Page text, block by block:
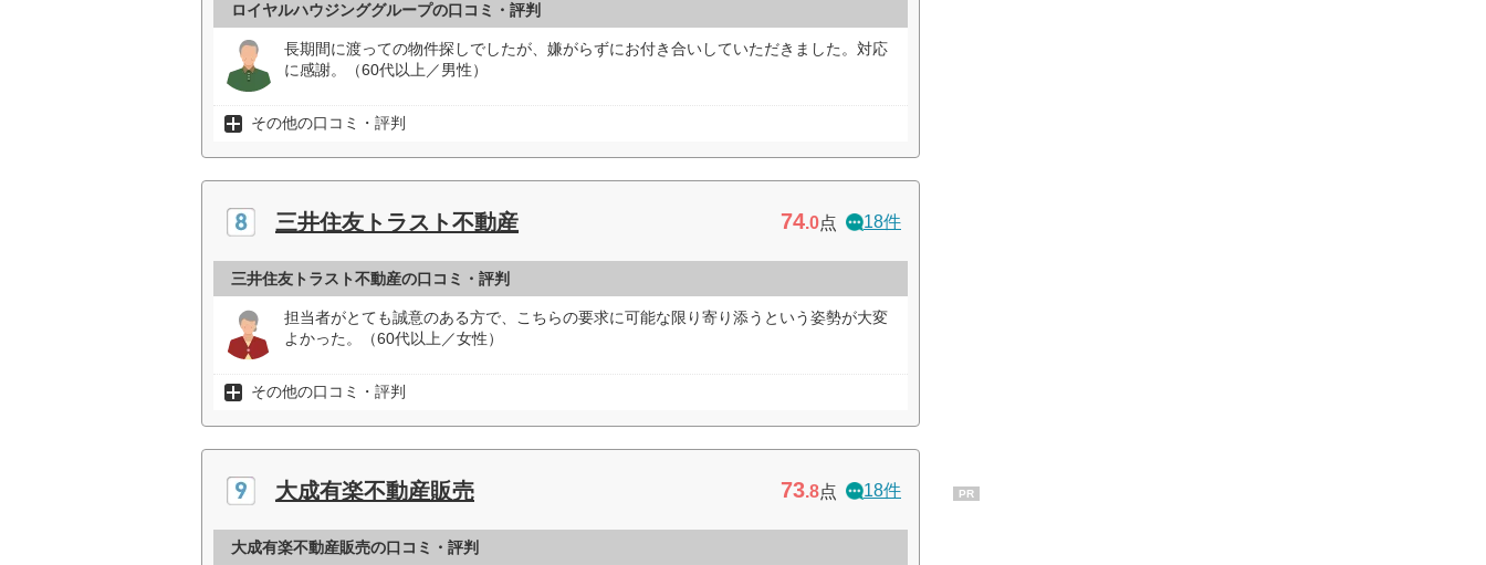
ロイヤルハウジンググループの口コミ・評判
長期間に渡っての物件探しでしたが、嫌がらずにお付き合いしていただきました。対応
に感謝。（60代以上／男性）
その他の口コミ・評判
三井住友トラスト不動産 74.0点 18件
三井住友トラスト不動産の口コミ・評判
担当者がとても誠意のある方で、こちらの要求に可能な限り寄り添うという姿勢が大変
よかった。（60代以上／女性）
その他の口コミ・評判
大成有楽不動産販売 73.8点 18件
大成有楽不動産販売の口コミ・評判
PR